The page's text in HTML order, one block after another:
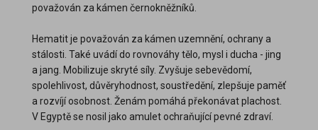
považován za kámen černokněžníků.
Hematit je považován za kámen uzemnění, ochrany a
stálosti. Také uvádí do rovnováhy tělo, mysl i ducha - jing
a jang. Mobilizuje skryté síly. Zvyšuje sebevědomí,
spolehlivost, důvěryhodnost, soustředění, zlepšuje paměť
a rozvíjí osobnost. Ženám pomáhá překonávat plachost.
V Egyptě se nosil jako amulet ochraňující pevné zdraví.